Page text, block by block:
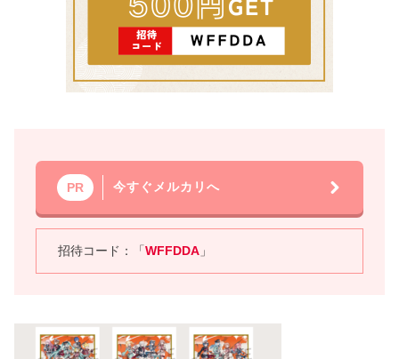
PR 今すぐメルカリへ
招待コード：「WFFDDA 」